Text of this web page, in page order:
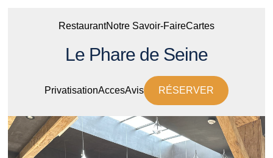
RestaurantNotre Savoir-FaireCartes
Le Phare de Seine
PrivatisationAccesAvis RÉSERVER